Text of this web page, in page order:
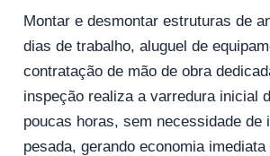
Montar e desmontar estruturas de
dias de trabalho, aluguel de
contratação de mão de obra
inspeção realiza a varredura inicial
poucas horas, sem necessidade de
pesada, gerando economia